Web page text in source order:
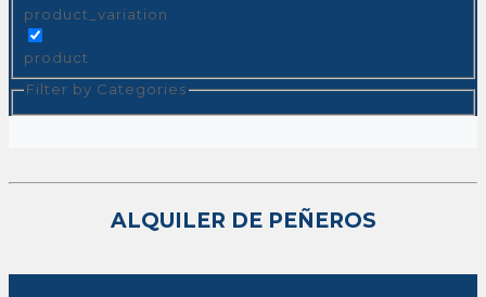
product_variation
product
Filter by Categories
ALQUILER DE PEÑEROS